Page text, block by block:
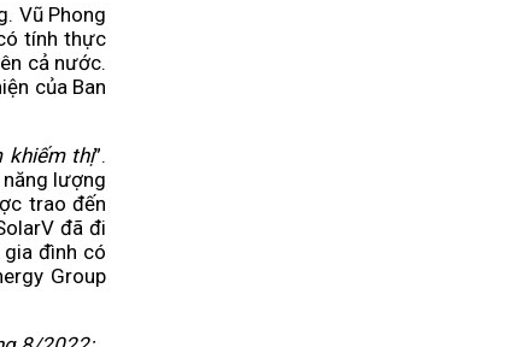
Vũ Phong
tính thực
cả nước.
của Ban
khiếm thị”.
lượng
trao đến
đã đi
đình có
Group